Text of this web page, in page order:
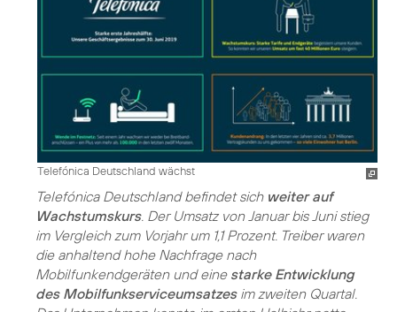
Telefónica Deutschland wächst
Telefónica Deutschland befindet sich weiter auf
Wachstumskurs. Der Umsatz von Januar bis Juni stieg
im Vergleich zum Vorjahr um 1,1 Prozent. Treiber waren
die anhaltend hohe Nachfrage nach
Mobilfunkendgeräten und eine starke Entwicklung
des Mobilfunkserviceumsatzesim zweiten Quartal.